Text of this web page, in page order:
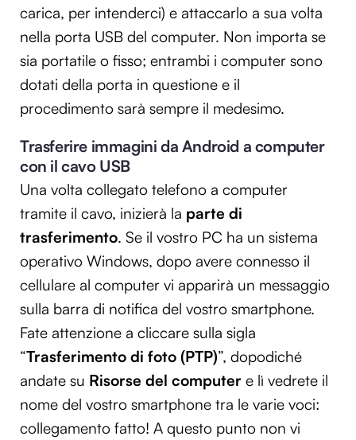
carica, per intenderci) e attaccarlo a sua volta
nella porta USB del computer. Non importa se
sia portatile o fisso; entrambi i computer sono
dotati della porta in questione e il
procedimento sarà sempre il medesimo.
Trasferire immagini da Android a computer
con il cavo USB
Una volta collegato telefono a computer
tramite il cavo, inizierà la parte di
trasferimento. Se il vostro PC ha un sistema
operativo Windows, dopo avere connesso il
cellulare al computer vi apparirà un messaggio
sulla barra di notifica del vostro smartphone.
Fate attenzione a cliccare sulla sigla
“Trasferimento di foto (PTP)”, dopodiché
andate su Risorse del computer e lì vedrete il
nome del vostro smartphone tra le varie voci:
collegamento fatto! A questo punto non vi